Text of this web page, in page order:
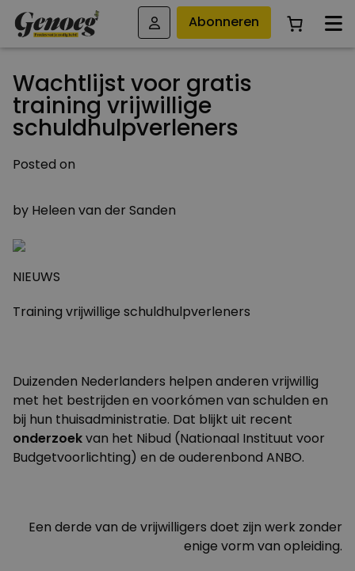
Abonneren
Wachtlijst voor gratis
training vrijwillige
schuldhulpverleners
Posted on
by Heleen van der Sanden
NIEUWS
Training vrijwillige schuldhulpverleners
Duizenden Nederlanders helpen anderen vrijwillig
met het bestrijden en voorkómen van schulden en
bij hun thuisadministratie. Dat blijkt uit recent
onderzoekvan het Nibud (Nationaal Instituut voor
Budgetvoorlichting) en de ouderenbond ANBO.
Een derde van de vrijwilligers doet zijn werk zonder
enige vorm van opleiding.